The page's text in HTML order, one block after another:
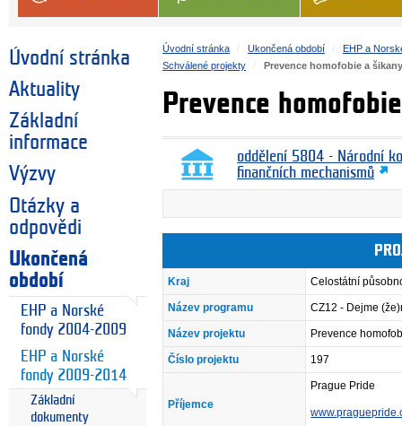
Úvodní stránka
Aktuality
Základní
informace
Výzvy
Otázky a
odpovědi
Ukončená
období
EHP a Norské
fondy 2004-2009
EHP a Norské
fondy 2009-2014
Základní
dokumenty
Úvodní stránka Ukončená období
EHP a
Schválené projekty
Prevence homofobie a
Prevence
oddělení 5804 - Národní
finančních mechanismů
Kraj Celostátní
Název programu CZ12 - Dejme
Název projektu Prevence
Číslo projektu 197
Příjemce
Prague Pride